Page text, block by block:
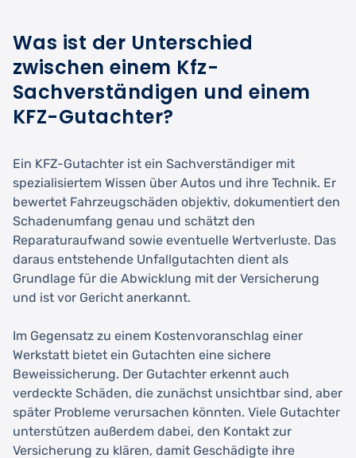
Was ist der Unterschied
zwischen einem Kfz-
Sachverständigen und einem
KFZ-Gutachter?
Ein KFZ-Gutachter ist ein Sachverständiger mit
spezialisiertem Wissen über Autos und ihre Technik. Er
bewertet Fahrzeugschäden objektiv, dokumentiert den
Schadenumfang genau und schätzt den
Reparaturaufwand sowie eventuelle Wertverluste. Das
daraus entstehende Unfallgutachten dient als
Grundlage für die Abwicklung mit der Versicherung
und ist vor Gericht anerkannt.
Im Gegensatz zu einem Kostenvoranschlag einer
Werkstatt bietet ein Gutachten eine sichere
Beweissicherung. Der Gutachter erkennt auch
verdeckte Schäden, die zunächst unsichtbar sind, aber
später Probleme verursachen könnten. Viele Gutachter
unterstützen außerdem dabei, den Kontakt zur
Versicherung zu klären, damit Geschädigte ihre